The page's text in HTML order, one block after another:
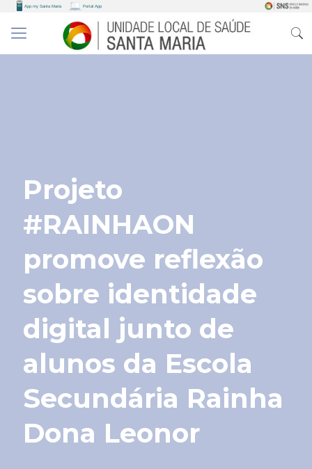
Projeto
#RAINHAON
promove reflexão
sobre identidade
digital junto de
alunos da Escola
Secundária Rainha
Dona Leonor